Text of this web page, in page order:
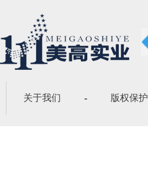
关于我们 - 版权保护